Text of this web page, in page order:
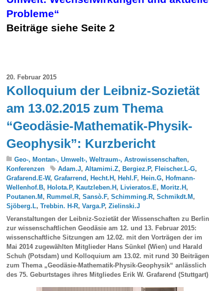
Probleme“
Beiträge siehe Seite 2
20. Februar 2015
Kolloquium der Leibniz-Sozietät
am 13.02.2015 zum Thema
“Geodäsie-Mathematik-Physik-
Geophysik”: Kurzbericht
Geo-, Montan-, Umwelt-, Weltraum-, Astrowissenschaften,
Konferenzen
Adam.J,Altamimi.Z, Bergiez.P, Fleischer.L-G,
Grafarend.E-W,Grafarrend , Hecht.H , Hehl.F, Hein.G, Hofmann-
Wellenhof.B, Holota.P, Kautzleben.H , Livieratos.E, Moritz.H ,
Poutanen.M , Rummel.R,Sansò.F,Schimming.R,Schmikdt.M ,
Sjöberg.L,Trebbin. H-R,Varga.P,Zielinski.J
Veranstaltungen der Leibniz-Sozietät der Wissenschaften zu Berlin
zur wissenschaftlichen Geodäsie am 12. und 13. Februar 2015:
wissenschaftliche Sitzungen am 12.02. mit den Vorträgen der im
Mai 2014 zugewählten Mitglieder Hans Sünkel (Wien) und Harald
Schuh (Potsdam) und Kolloquium am 13.02. mit rund 30 Beiträgen
zum Thema „Geodäsie-Mathematik-Physik-Geophysik“ anlässlich
des 75. Geburtstages ihres Mitgliedes Erik W. Grafarend (Stuttgart)